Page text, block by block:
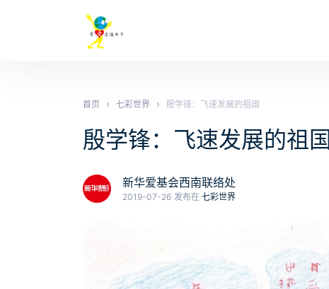
首页 › 七彩世界 › 殷学锋：飞速发展的祖国
殷学锋：飞速发展的祖国
新华爱基会西南联络处
2019-07-26 发布在 七彩世界